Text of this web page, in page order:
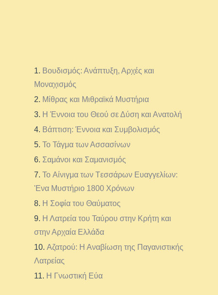
Βουδισμός: Ανάπτυξη, Αρχές και
Μοναχισμός
Μίθρας και Μιθραϊκά Μυστήρια
Η Έννοια του Θεού σε Δύση και Ανατολή
Βάπτιση: Έννοια και Συμβολισμός
Το Τάγμα των Ασσασίνων
Σαμάνοι και Σαμανισμός
Το Aίνιγμα των Tεσσάρων Eυαγγελίων:
'Eνα Mυστήριο 1800 Xρόνων
Η Σοφία του Θαύματος
Η Λατρεία του Ταύρου στην Κρήτη και
στην Αρχαία Ελλάδα
Αζατρού: Η Αναβίωση της Παγανιστικής
Λατρείας
Η Γνωστική Εύα